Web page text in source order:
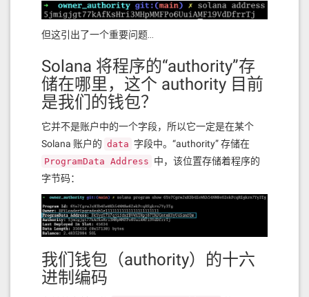
但这引出了一个重要问题…
Solana 将程序的“authority”存
储在哪里，这个 authority 目前
是我们的钱包？
它并不是账户中的一个字段，所以它一定是在某个
Solana 账户的 data 字段中。“authority” 存储在
ProgramData Address 中，该位置存储着程序的
字节码：
我们钱包（authority）的十六
进制编码